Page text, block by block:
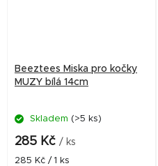
Beeztees Miska pro kočky
MUZY bílá 14cm
Skladem (>5 ks)
285 Kč / ks
Měrná
285 Kč / 1 ks